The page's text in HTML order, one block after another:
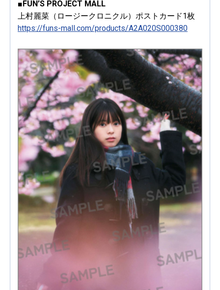
■FUN’S PROJECT MALL
上村麗菜（ロージークロニクル）ポストカード1枚
https://funs-mall.com/products/A2A020S000380